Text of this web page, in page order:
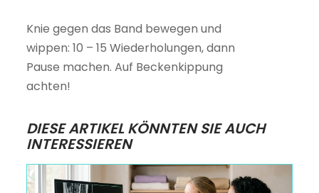
Knie gegen das Band bewegen und
wippen: 10 – 15 Wiederholungen, dann
Pause machen. Auf Beckenkippung
achten!
DIESE ARTIKEL KÖNNTEN SIE AUCH
INTERESSIEREN